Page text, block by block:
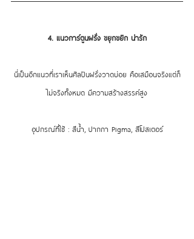
4. แนวการ์ตูนฝรั่ง ขยุกขยิก น่ารัก
นี่เป็นอีกแนวที่เราเห็นศิลปินฝรั่งวาดบ่อย คือเสมือนจริงแต่ก็
ไม่จริงทั้งหมด มีความสร้างสรรค์สูง
อุปกรณ์ที่ใช้ : สีน้ำ, ปากกา Pigma, สีโปสเตอร์